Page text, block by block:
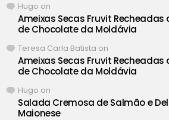
Hugo on
Ameixas Secas Fruvit Recheadas
de Chocolate da Moldávia
Teresa Carla Batista on
Ameixas Secas Fruvit Recheadas
de Chocolate da Moldávia
Hugo on
Salada Cremosa de Salmão e
Maionese